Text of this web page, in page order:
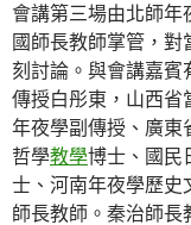
會講第三場由北師年
國師長教師掌管，
刻討論。與會講嘉賓
傳授白彤東，山西省
年夜學副傳授、廣東
哲學教學博士、國民
士、河南年夜學歷史
師長教師。秦治師